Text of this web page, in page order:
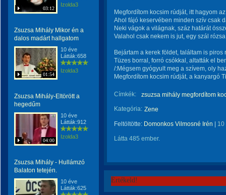
03:12
Izolda3
Zsuzsa Mihály Mikor én a
dalos madárt hallgatom
01:54
10 éve
Látták:658
Izolda3
Zsuzsa Mihály-Eltörött a
hegedűm
04:00
10 éve
Látták:912
Izolda3
Zsuzsa Mihály - Hullámzó
Balaton tetején.
10 éve
Látták:625
Megfordítom kocsim rúdját, itt hagyom
Ahol fájó keservében minden szív csak
Neki vágok a világnak, száz határát
Valahol csak nekem is jut, egy szál
Bejártam a kerek földet, találtam is piros
Tüzes borral, forró csókkal, altatták el
/:Mégsem gyógyult meg a szívem, oly
Megfordítom kocsim rúdját, a kanyargó
Címkék:
zsuzsa mihály megfordítom
Kategória: Zene
Feltöltötte: Domonkos Vilmosné Irén 10
Látta 485 ember.
Értékeld!